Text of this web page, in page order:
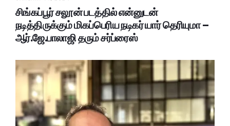
சிங்கப்பூர் சலூன் படத்தில் என்னுடன்
நடித்திருக்கும் மிகப்பெரிய நடிகர் யார் தெரியுமா –
ஆர்.ஜே.பாலாஜி தரும் சர்ப்ரைஸ்